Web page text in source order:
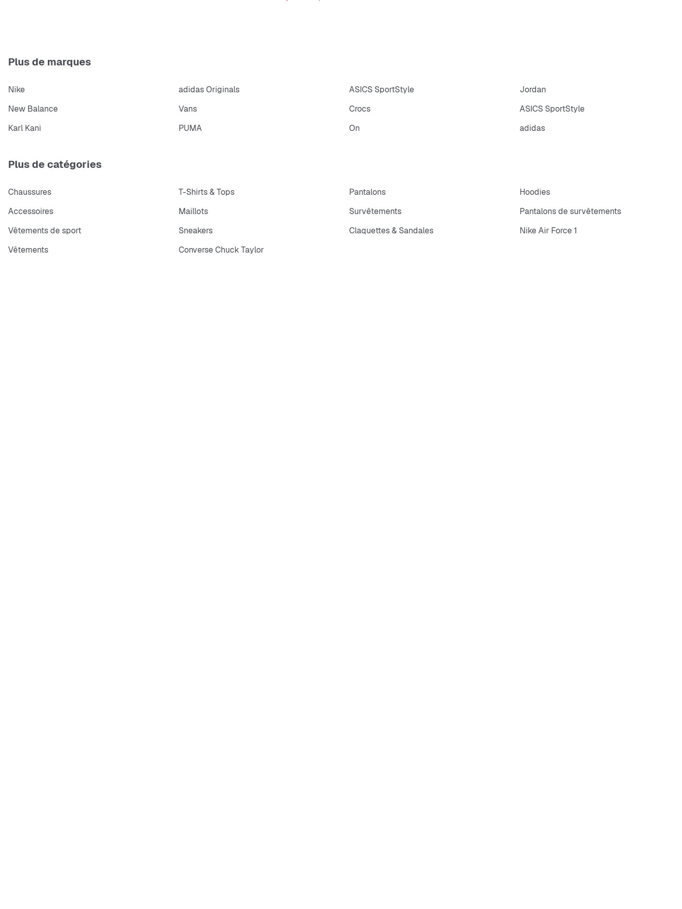
Plus de marques
Nike adidas Originals ASICS SportStyle
Jordan
New Balance
Vans Crocs
ASICS SportStyle
Karl Kani
PUMA On adidas
Plus de catégories
Chaussures T-Shirts & Tops Pantalons
Hoodies
Accessoires
Maillots Survêtements
Pantalons de survêtements
Vêtements de sport
Sneakers Claquettes & Sandales
Nike Air Force 1
Vêtements
Converse Chuck Taylor